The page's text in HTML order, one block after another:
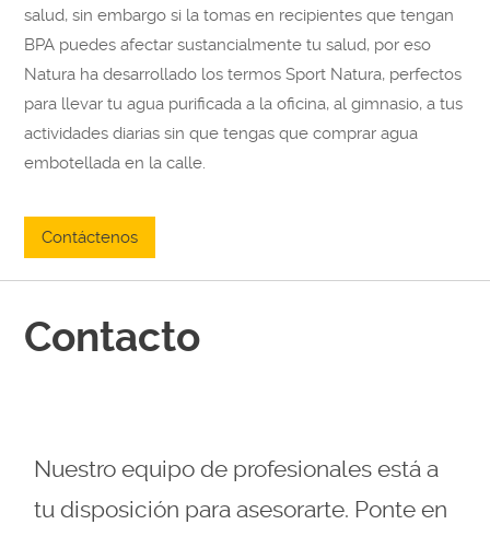
salud, sin embargo si la tomas en recipientes que tengan
BPA puedes afectar sustancialmente tu salud, por eso
Natura ha desarrollado los termos Sport Natura, perfectos
para llevar tu agua purificada a la oficina, al gimnasio, a tus
actividades diarias sin que tengas que comprar agua
embotellada en la calle.
Contáctenos
Contacto
Nuestro equipo de profesionales está a
tu disposición para asesorarte. Ponte en